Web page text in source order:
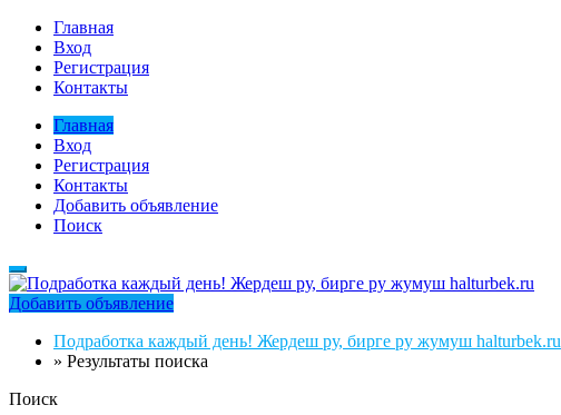
Главная
Вход
Регистрация
Контакты
Главная
Вход
Регистрация
Контакты
Добавить объявление
Поиск
Добавить объявление
Подработка каждый день! Жердеш ру, бирге ру жумуш halturbek.ru
» Результаты поиска
Поиск